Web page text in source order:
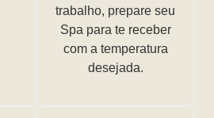
trabalho, prepare seu
Spa para te receber
com a temperatura
desejada.